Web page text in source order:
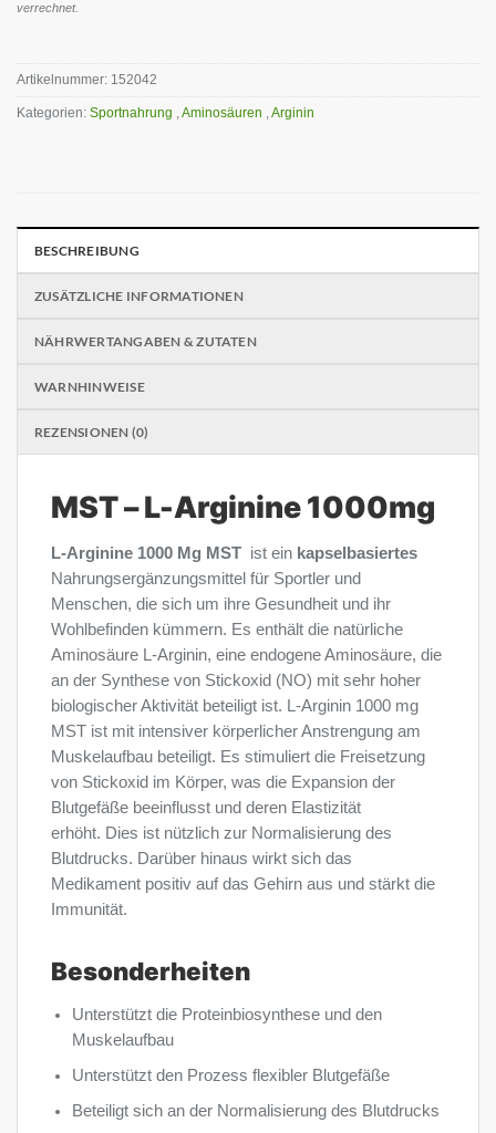
verrechnet.
Artikelnummer: 152042
Kategorien: Sportnahrung ,Aminosäuren ,Arginin
BESCHREIBUNG
ZUSÄTZLICHE INFORMATIONEN
NÄHRWERTANGABEN & ZUTATEN
WARNHINWEISE
REZENSIONEN (0)
MST – L-Arginine 1000mg
L-Arginine 1000 Mg MST ist ein kapselbasiertes
Nahrungsergänzungsmittel für Sportler und
Menschen, die sich um ihre Gesundheit und ihr
Wohlbefinden kümmern. Es enthält die natürliche
Aminosäure L-Arginin, eine endogene Aminosäure, die
an der Synthese von Stickoxid (NO) mit sehr hoher
biologischer Aktivität beteiligt ist. L-Arginin 1000 mg
MST ist mit intensiver körperlicher Anstrengung am
Muskelaufbau beteiligt. Es stimuliert die Freisetzung
von Stickoxid im Körper, was die Expansion der
Blutgefäße beeinflusst und deren Elastizität
erhöht. Dies ist nützlich zur Normalisierung des
Blutdrucks. Darüber hinaus wirkt sich das
Medikament positiv auf das Gehirn aus und stärkt die
Immunität.
Besonderheiten
Unterstützt die Proteinbiosynthese und den
Muskelaufbau
Unterstützt den Prozess flexibler Blutgefäße
Beteiligt sich an der Normalisierung des Blutdrucks